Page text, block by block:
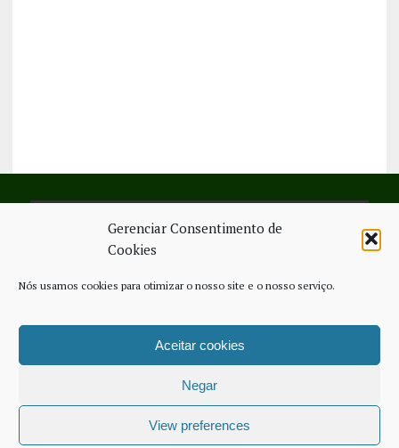
Gerenciar Consentimento de
Cookies
Nós usamos cookies para otimizar o nosso site e o nosso serviço.
Aceitar cookies
Negar
View preferences
SIGA-NOS NO FACEBOOK
ESTATUTO EDITORIAL
CONTACTE-NOS
COPYRIGHT © 2026 - JORNAL NOVO REGIONAL | POWERED BY